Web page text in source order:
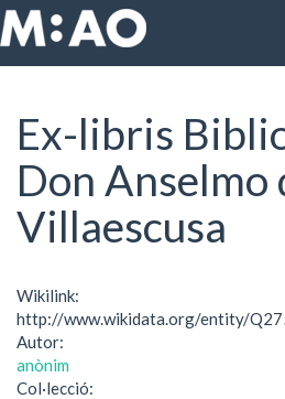
Vés al contingut
Inici Ex-libris Biblioteca de
Ex-libris
Don Anselmo
Villaescusa
Wikilink:
http://www.wikidata.org/entity/
Autor:
anònim
Col·lecció: